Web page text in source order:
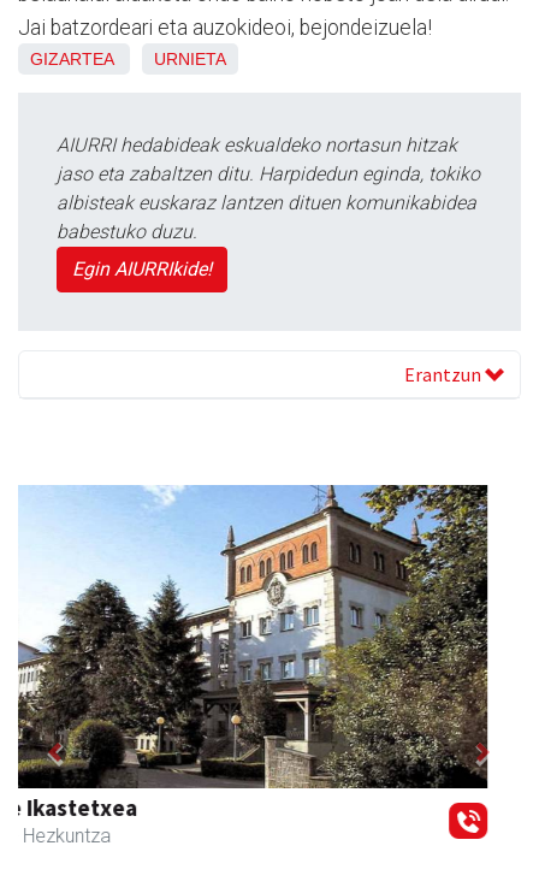
Jai batzordeari eta auzokideoi, bejondeizuela!
GIZARTEA URNIETA
AIURRI hedabideak eskualdeko nortasun hitzak
jaso eta zabaltzen ditu. Harpidedun eginda, tokiko
albisteak euskaraz lantzen dituen komunikabidea
babestuko duzu.
Egin AIURRIkide!
Erantzun
Itxaspe
Urnieta - Frutategiak
Previous Next